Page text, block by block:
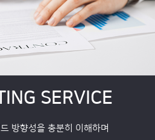
SERVICE
방향성을 충분히 이해하며